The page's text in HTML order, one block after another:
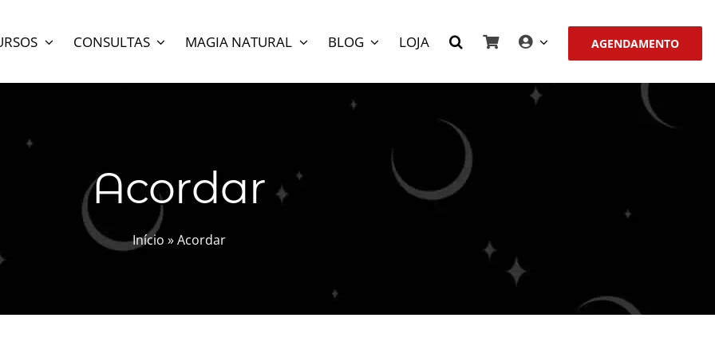
CONSULTAS MAGIA NATURAL BLOG LOJA AGENDAMENTO
Acordar
Início »Acordar